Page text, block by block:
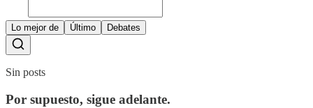
Lo mejor de Último Debates
Sin posts
Por supuesto, sigue adelante.